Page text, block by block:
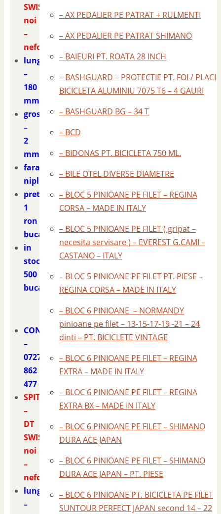
SWISS
noi
–
nefolosite
lungime
–
180
mm.
grosime
–
2
mm.
fara
niplu
pret
1
ron
bucata
in
stoc
500
bucati
CONTACT
–
0727
862
477
SPITE
–
DT
SWISS
noi
–
nefolosite
lungime
–
– AX PEDALIER PE PATRAT + RULMENTI
– AX PEDALIER PE PATRAT SHIMANO
– BAIEURI PT. ROATA 28 INCH
– BASHGUARD – PROTECTIE PT. FOI / PLACI
BICICLETA ALUMINIU 7075 T6 – 4 GAURI
– BASHGUARD BG – 34 T
– BCD
– BIDONAS PT. BICICLETA 750 ML.
– BILE OTEL DIVERSE DIAMETRE
– BLOC 5 PINIOANE PE FILET – REGINA
CORSA – MADE IN ITALY
– BLOC 5 PINIOANE PE FILET ( gripat –
necesita servisare ) – EVEREST G.CAMI –
CASTANO – ITALY
– BLOC 5 PINIOANE PE FILET PT. PIESE –
REGINA CORSA – MADE IN ITALY
– BLOC 6 PINIOANE – NORMANDY
pinioane pe filet – 13-15-17-19 -21 – 24
dinti – PT. BICICLETE VINTAGE
– BLOC 6 PINIOANE PE FILET – REGINA
EXTRA – MADE IN ITALY
– BLOC 6 PINIOANE PE FILET – REGINA
EXTRA BX – MADE IN ITALY
– BLOC 6 PINIOANE PE FILET – SHIMANO
DURA ACE JAPAN
– BLOC 6 PINIOANE PE FILET – SHIMANO
DURA ACE JAPAN – PT. PIESE
– BLOC 6 PINIOANE PT. BICICLETA PE FILET
SUNTOUR PERFECT JAPAN second 14 – 22